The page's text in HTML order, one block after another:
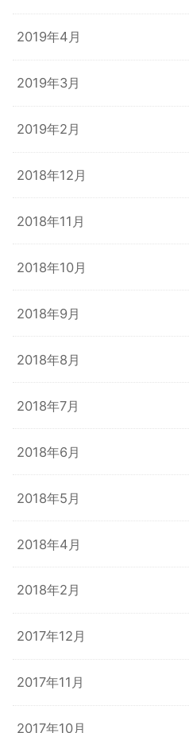
2019年4月
2019年3月
2019年2月
2018年12月
2018年11月
2018年10月
2018年9月
2018年8月
2018年7月
2018年6月
2018年5月
2018年4月
2018年2月
2017年12月
2017年11月
2017年10月